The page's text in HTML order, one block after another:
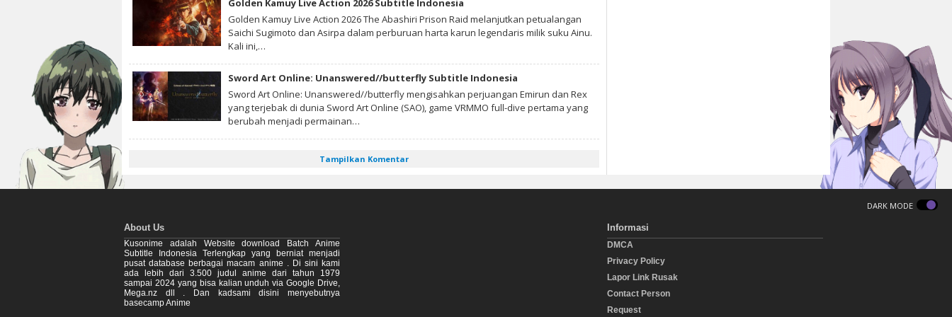
Golden Kamuy Live Action 2026 Subtitle Indonesia
Golden Kamuy Live Action 2026 The Abashiri Prison Raid melanjutkan petualangan
Saichi Sugimoto dan Asirpa dalam perburuan harta karun legendaris milik suku Ainu.
Kali ini,…
Sword Art Online: Unanswered//butterfly Subtitle Indonesia
Sword Art Online: Unanswered//butterfly mengisahkan perjuangan Emirun dan Rex
yang terjebak di dunia Sword Art Online (SAO), game VRMMO full-dive pertama yang
berubah menjadi permainan…
Tampilkan Komentar
DARK MODE
About Us
Kusonime adalah Website download Batch Anime
Subtitle Indonesia Terlengkap yang berniat menjadi
pusat database berbagai macam anime . Di sini kami
ada lebih dari 3.500 judul anime dari tahun 1979
sampai 2024 yang bisa kalian unduh via Google Drive,
Mega.nz dll . Dan kadsami disini menyebutnya
basecamp Anime
Informasi
DMCA
Privacy Policy
Lapor Link Rusak
Contact Person
Request